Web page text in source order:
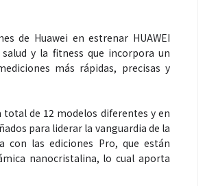
de Huawei en estrenar HUAWEI
y la fitness que incorpora un
más rápidas, precisas y
de 12 modelos diferentes y en
para liderar la vanguardia de la
con las ediciones Pro, que están
nanocristalina, lo cual aporta